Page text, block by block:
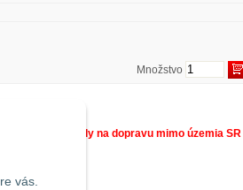
vás.
Množstvo
prirátané náklady na dopravu mimo územia SR
e-mailom.